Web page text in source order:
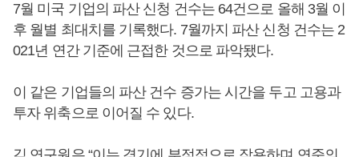
7월 미국 기업의 파산 신청 건수는 64건으로 올해 3월 이
후 월별 최대치를 기록했다. 7월까지 파산 신청 건수는 2
021년 연간 기준에 근접한 것으로 파악됐다.
이 같은 기업들의 파산 건수 증가는 시간을 두고 고용과
투자 위축으로 이어질 수 있다.